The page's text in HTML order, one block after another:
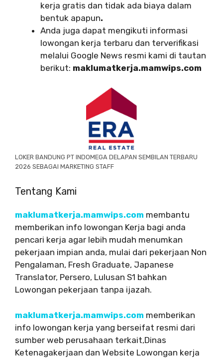
kerja gratis dan tidak ada biaya dalam
bentuk apapun.
Anda juga dapat mengikuti informasi
lowongan kerja terbaru dan terverifikasi
melalui Google News resmi kami di tautan
berikut: maklumatkerja.mamwips.com
LOKER BANDUNG PT INDOMEGA DELAPAN SEMBILAN TERBARU
2026 SEBAGAI MARKETING STAFF
Tentang Kami
maklumatkerja.mamwips.com membantu
memberikan info lowongan Kerja bagi anda
pencari kerja agar lebih mudah menumkan
pekerjaan impian anda, mulai dari pekerjaan Non
Pengalaman, Fresh Graduate, Japanese
Translator, Persero, Lulusan S1 bahkan
Lowongan pekerjaan tanpa ijazah.
maklumatkerja.mamwips.com memberikan
info lowongan kerja yang berseifat resmi dari
sumber web perusahaan terkait,Dinas
Ketenagakerjaan dan Website Lowongan kerja